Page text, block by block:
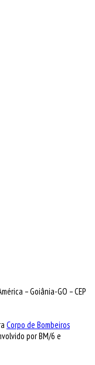
– Goiânia-GO – CEP
Corpo de Bombeiros
por BM/6 e